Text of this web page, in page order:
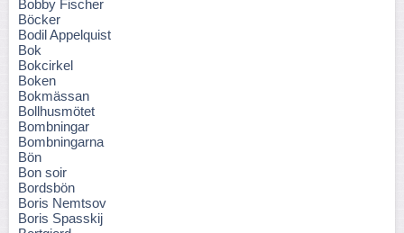
Bobby Fischer
Böcker
Bodil Appelquist
Bok
Bokcirkel
Boken
Bokmässan
Bollhusmötet
Bombningar
Bombningarna
Bön
Bon soir
Bordsbön
Boris Nemtsov
Boris Spasskij